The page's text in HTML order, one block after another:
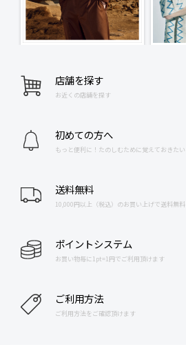
店舗を探す
お近くの店舗を探す
初めての方へ
もっと便利に！たのしむために覚えておきたい
送料無料
10,000円以上（税込）のお買い上げで送料無料
ポイントシステム
お買い物毎に1pt=1円でご利用頂けます
ご利用方法
ご利用方法をご確認頂けます